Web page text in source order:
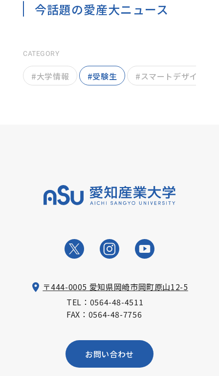
今話題の愛産大ニュース
CATEGORY
#大学情報 #受験生 #スマートデザイン学
〒444-0005 愛知県岡崎市岡町原山12-5
TEL： 0564-48-4511
FAX：0564-48-7756
お問い合わせ